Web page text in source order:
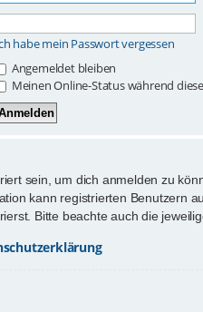
habe mein Passwort vergessen
Angemeldet bleiben
Meinen Online-Status während
sein, um dich anmelden zu
kann registrierten Benutzern
Bitte beachte auch die